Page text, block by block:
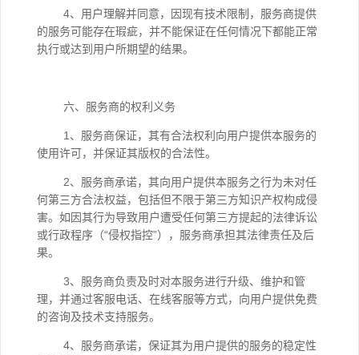
4、用户理解并同意，因现有技术限制，服务商提供
的服务可能存在瑕疵，并不能保证在任何情况下都能正常
执行或达到用户所期望的结果。
六、服务商的权利义务
1、服务商保证，其有合法权利向用户提供本服务的
使用许可，并保证其版权的合法性。
2、服务商承诺，其向用户提供本服务之行为未对任
何第三方合法权益，包括但不限于第三方知识产权构成侵
害。如因其行为导致用户遭受任何第三方提起的法律诉讼
或行政程序（“侵权指控”），服务商承担其法律责任及后
果。
3、服务商负责及时对本服务进行升级、维护和管
理，并通过客服电话、在线客服等方式，向用户提供免费
的咨询及技术支持服务。
4、服务商承诺，保证其为用户提供的服务的稳定性